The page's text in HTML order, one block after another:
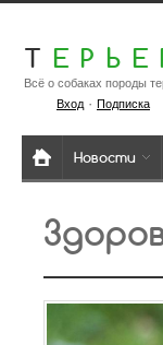
Т
Всё о собаках породы
Вход· Подписка
Новости